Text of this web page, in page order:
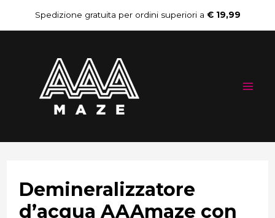
al
contenuto
Spedizione gratuita per ordini superiori a € 19,99
Demineralizzatore
d’acqua AAAmaze con
Navigazione
articoli